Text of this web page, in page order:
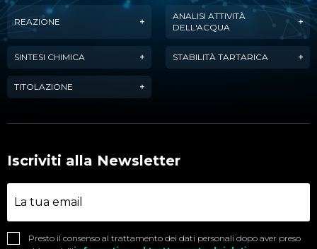
REAZIONE
ANALISI ATTIVITÀ
DELL'ACQUA
SINTESI CHIMICA STABILITÀ TARTARICA
TITOLAZIONE
Iscriviti alla Newsletter
Presto il consenso al trattamento dei dati personali dopo aver preso